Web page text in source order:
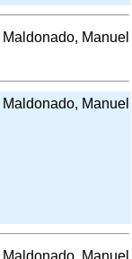
Maldonado, Manuel
Maldonado, Manuel
Maldonado, Manuel